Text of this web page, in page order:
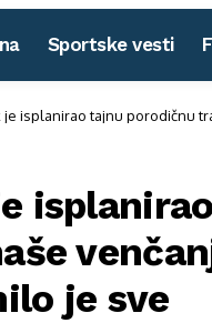
Sportske vesti
isplanirao tajnu porodičnu
je sve